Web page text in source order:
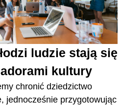
ludzie stają się
kultury
chronić dziedzictwo
jednocześnie przygotowując